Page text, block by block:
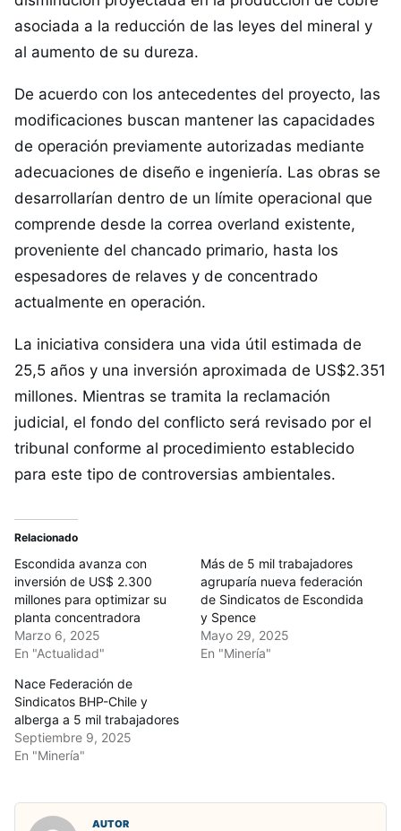
asociada a la reducción de las leyes del mineral y
al aumento de su dureza.
De acuerdo con los antecedentes del proyecto, las
modificaciones buscan mantener las capacidades
de operación previamente autorizadas mediante
adecuaciones de diseño e ingeniería. Las obras se
desarrollarían dentro de un límite operacional que
comprende desde la correa overland existente,
proveniente del chancado primario, hasta los
espesadores de relaves y de concentrado
actualmente en operación.
La iniciativa considera una vida útil estimada de
25,5 años y una inversión aproximada de US$2.351
millones. Mientras se tramita la reclamación
judicial, el fondo del conflicto será revisado por el
tribunal conforme al procedimiento establecido
para este tipo de controversias ambientales.
Relacionado
Escondida avanza con
inversión de US$ 2.300
millones para optimizar su
planta concentradora
Marzo 6, 2025
En "Actualidad"
Más de 5 mil trabajadores
agruparía nueva federación
de Sindicatos de Escondida
y Spence
Mayo 29, 2025
En "Minería"
Nace Federación de
Sindicatos BHP-Chile y
alberga a 5 mil trabajadores
Septiembre 9, 2025
En "Minería"
AUTOR